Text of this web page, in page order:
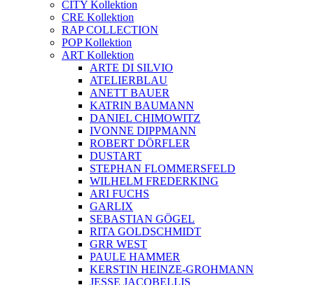
CITY Kollektion
CRE Kollektion
RAP COLLECTION
POP Kollektion
ART Kollektion
ARTE DI SILVIO
ATELIERBLAU
ANETT BAUER
KATRIN BAUMANN
DANIEL CHIMOWITZ
IVONNE DIPPMANN
ROBERT DÖRFLER
DUSTART
STEPHAN FLOMMERSFELD
WILHELM FREDERKING
ARI FUCHS
GARLIX
SEBASTIAN GÖGEL
RITA GOLDSCHMIDT
GRR WEST
PAULE HAMMER
KERSTIN HEINZE-GROHMANN
JESSE JACOBELLIS